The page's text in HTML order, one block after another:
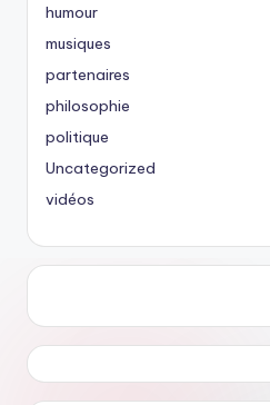
humour
musiques
partenaires
philosophie
politique
Uncategorized
vidéos